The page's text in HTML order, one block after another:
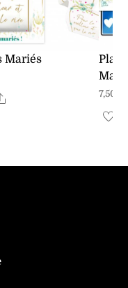
Mariés
Share 7,50